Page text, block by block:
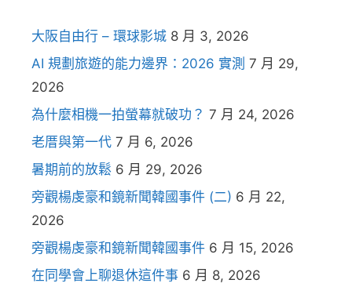
大阪自由行 – 環球影城 8 月 3, 2026
AI 規劃旅遊的能力邊界：2026 實測 7 月 29,
2026
為什麼相機一拍螢幕就破功？ 7 月 24, 2026
老厝與第一代 7 月 6, 2026
暑期前的放鬆 6 月 29, 2026
旁觀楊虔豪和鏡新聞韓國事件 (二) 6 月 22,
2026
旁觀楊虔豪和鏡新聞韓國事件 6 月 15, 2026
在同學會上聊退休這件事 6 月 8, 2026